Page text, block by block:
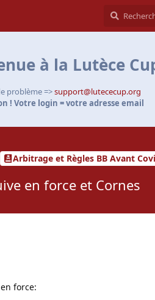
à la Lutèce
problème =>support@lutececup.org
! Votre login = votre adresse email
Arbitrage et Règles BB Avant
en force et Cornes
force: